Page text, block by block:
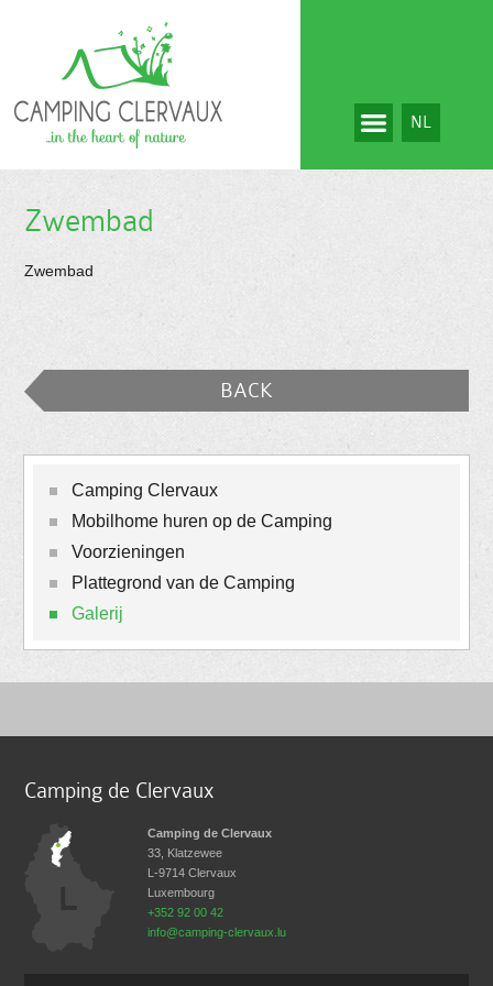
NL
Zwembad
Zwembad
BACK
Camping Clervaux
Mobilhome huren op de Camping
Voorzieningen
Plattegrond van de Camping
Galerij
Camping de Clervaux
Camping de Clervaux
33, Klatzewee
L-9714 Clervaux
Luxembourg
+352 92 00 42
info@camping-clervaux.lu